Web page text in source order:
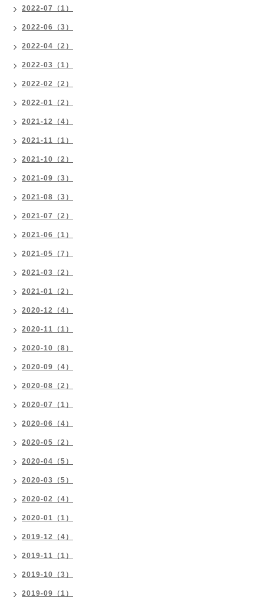
2022-07（1）
2022-06（3）
2022-04（2）
2022-03（1）
2022-02（2）
2022-01（2）
2021-12（4）
2021-11（1）
2021-10（2）
2021-09（3）
2021-08（3）
2021-07（2）
2021-06（1）
2021-05（7）
2021-03（2）
2021-01（2）
2020-12（4）
2020-11（1）
2020-10（8）
2020-09（4）
2020-08（2）
2020-07（1）
2020-06（4）
2020-05（2）
2020-04（5）
2020-03（5）
2020-02（4）
2020-01（1）
2019-12（4）
2019-11（1）
2019-10（3）
2019-09（1）